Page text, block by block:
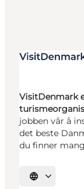
VisitDenmark
jobben vår å
det beste
du finner
Velg språk